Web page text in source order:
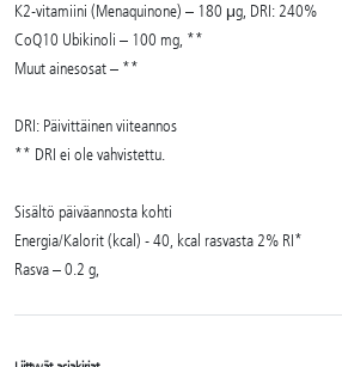
K2-vitamiini (Menaquinone) – 180 μg, DRI: 240%
CoQ10 Ubikinoli – 100 mg, **
Muut ainesosat – **
DRI: Päivittäinen viiteannos
** DRI ei ole vahvistettu.
Sisältö päiväannosta kohti
Energia/Kalorit (kcal) - 40, kcal rasvasta 2% RI*
Rasva – 0.2 g,